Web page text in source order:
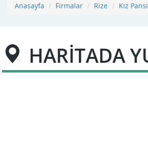
Anasayfa
Firmalar Rize Kız
HARİTADA